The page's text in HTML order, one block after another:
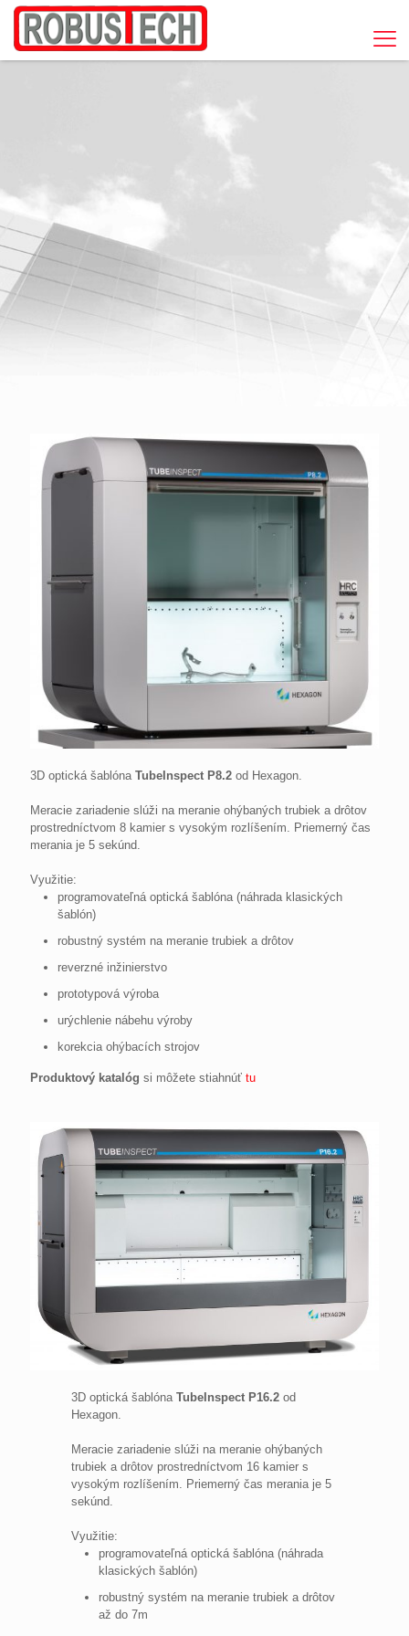
3D optická šablóna TubeInspect P8.2 od Hexagon.
Meracie zariadenie slúži na meranie ohýbaných trubiek a drôtov
prostredníctvom 8 kamier s vysokým rozlíšením. Priemerný čas
merania je 5 sekúnd.
Využitie:
programovateľná optická šablóna (náhrada klasických
šablón)
robustný systém na meranie trubiek a drôtov
reverzné inžinierstvo
prototypová výroba
urýchlenie nábehu výroby
korekcia ohýbacích strojov
Produktový katalóg si môžete stiahnúť tu
3D optická šablóna TubeInspect P16.2 od
Hexagon.
Meracie zariadenie slúži na meranie ohýbaných
trubiek a drôtov prostredníctvom 16 kamier s
vysokým rozlíšením. Priemerný čas merania je 5
sekúnd.
Využitie:
programovateľná optická šablóna (náhrada
klasických šablón)
robustný systém na meranie trubiek a drôtov
až do 7m